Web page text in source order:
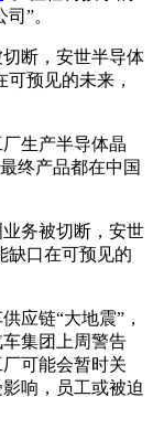
”。
断，安世半导体
预见的未来，
生产半导体晶
终产品都在中国
务被切断，安世
缺口在可预见的
应链“大地震”，
集团上周警告
可能会暂时关
响，员工或被迫